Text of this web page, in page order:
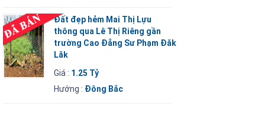
Đất đẹp hẻm Mai Thị Lựu
thông qua Lê Thị Riêng gần
trường Cao Đẳng Sư Phạm Đăk
Lăk
Giá : 1.25 Tỷ
Hướng : Đông Bắc